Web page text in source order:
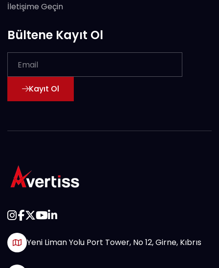
İletişime Geçin
Bültene Kayıt Ol
Kayıt Ol
Yeni Liman Yolu Port Tower, No 12, Girne, Kıbrıs